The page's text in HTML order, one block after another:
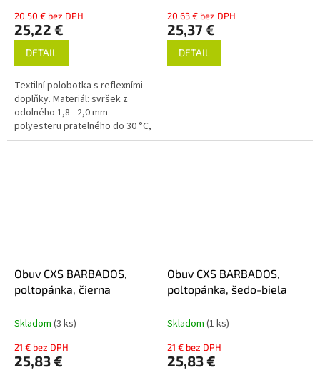
20,50 € bez DPH
25,22 €
DETAIL
Textilní polobotka s reflexními
doplňky. Materiál: svršek z
odolného 1,8 - 2,0 mm
polyesteru pratelného do 30 °C,
přední část zesílena
20,63 € bez DPH
25,37 €
DETAIL
Obuv CXS BARBADOS,
poltopánka, čierna
Skladom (3 ks)
21 € bez DPH
25,83 €
Obuv CXS BARBADOS,
poltopánka, šedo-biela
Skladom (1 ks)
21 € bez DPH
25,83 €